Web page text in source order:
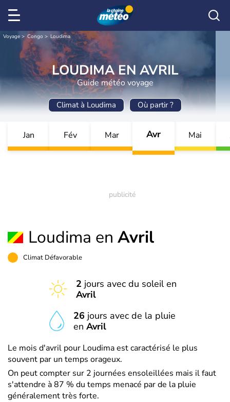
Voyage Congo Loudima
LOUDIMA EN AVRIL
Guide météo voyage
Climat à Loudima Où partir ?
Jan Fév Mar Avr Mai
Loudima en Avril
Climat Défavorable
2 jours avec du soleil en
Avril
26 jours avec de la pluie
enAvril
Le mois d'avril pour Loudima est caractérisé le plus
souvent par un temps orageux.
On peut compter sur 2 journées ensoleillées mais il faut
s'attendre à 87 % du temps menacé par de la pluie
généralement très forte.